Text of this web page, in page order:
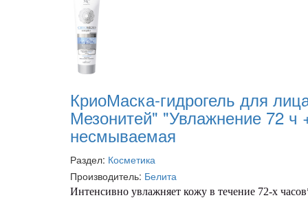
КриоМаска-гидрогель для
Мезонитей" "Увлажнение 72 ч
несмываемая
Раздел: Косметика
Производитель: Белита
Интенсивно увлажняет кожу в течение 72-х